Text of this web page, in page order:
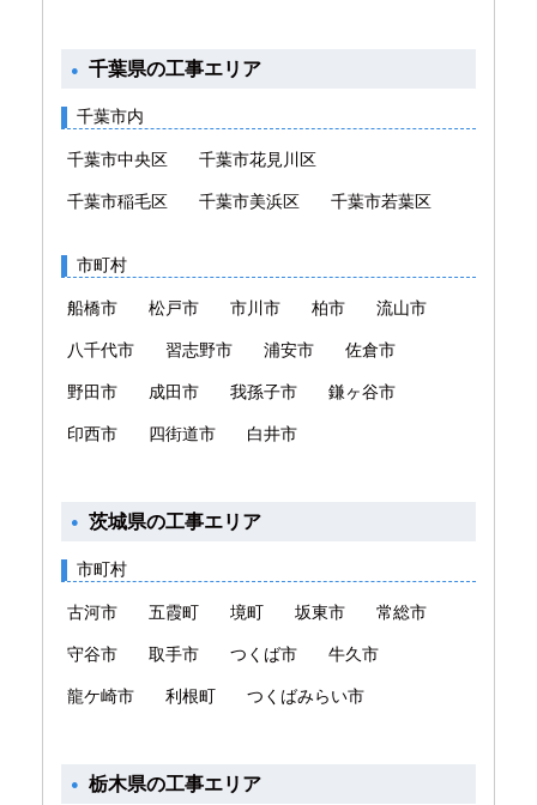
千葉県の工事エリア
千葉市内
千葉市中央区 千葉市花見川区
千葉市稲毛区 千葉市美浜区 千葉市若葉区
市町村
船橋市 松戸市 市川市 柏市 流山市
八千代市 習志野市 浦安市 佐倉市
野田市 成田市 我孫子市 鎌ヶ谷市
印西市 四街道市 白井市
茨城県の工事エリア
市町村
古河市 五霞町 境町 坂東市 常総市
守谷市 取手市 つくば市 牛久市
龍ケ崎市 利根町 つくばみらい市
栃木県の工事エリア